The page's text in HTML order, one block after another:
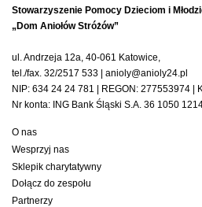
Stowarzyszenie Pomocy Dzieciom i
„Dom Aniołów Stróżów”
ul. Andrzeja 12a, 40-061 Katowice,
tel./fax. 32/2517 533 | anioly@anioly24.pl
NIP: 634 24 24 781 | REGON: 277553974 |
Nr konta: ING Bank Śląski S.A. 36 1050
O nas
Wesprzyj nas
Sklepik charytatywny
Dołącz do zespołu
Partnerzy